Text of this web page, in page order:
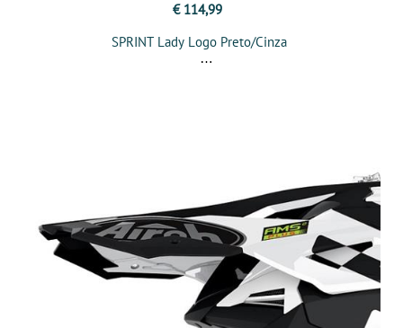
€ 114,99
SPRINT Lady Logo Preto/Cinza